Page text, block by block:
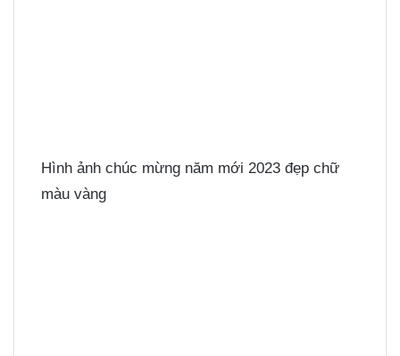
Hình ảnh chúc mừng năm mới 2023 đẹp chữ
màu vàng